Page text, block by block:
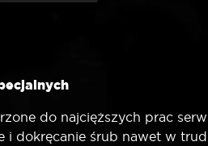
do najcięższych prac
i dokręcanie śrub nawet w